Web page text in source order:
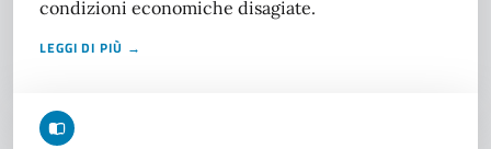
condizioni economiche disagiate.
LEGGI DI PIÙ →